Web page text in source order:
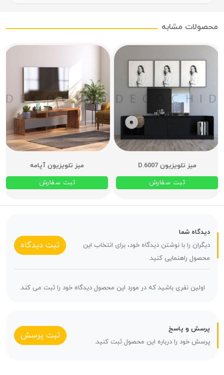
محصولات مشابه
میز تلویزیون D.6007
ثبت سفارش
میز تلویزیون آپامه
ثبت سفارش
دیدگاه شما
دیگران را با نوشتن دیدگاه خود، برای انتخاب این
محصول راهنمایی کنید.
ثبت دیدگاه
اولین نفری باشید که در مورد این محصول دیدگاه خود را ثبت می کند.
پرسش و پاسخ
پرسش خود را درباره این محصول ثبت کنید.
ثبت پرسش